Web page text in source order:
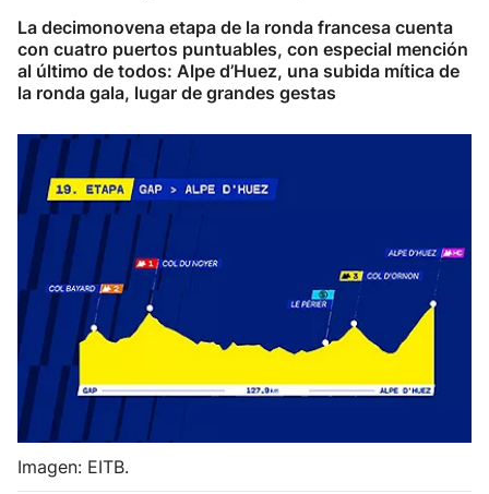
Ciclismo
Balonmano
Kirolak 360
Atletismo
Carreras de montaña
Más deportes
"Helmuga"
La decimonovena etapa de la ronda francesa cuenta
con cuatro puertos puntuables, con especial mención
al último de todos: Alpe d’Huez, una subida mítica de
la ronda gala, lugar de grandes gestas
Imagen: EITB.